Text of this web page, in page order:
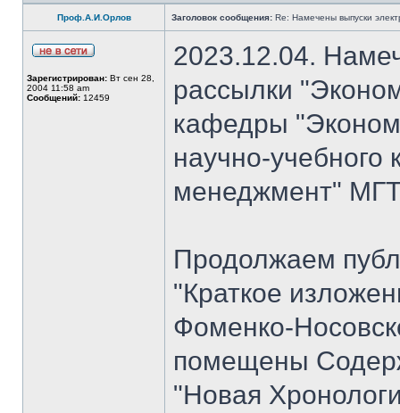
Проф.А.И.Орлов Заголовок сообщения: Re: Намечены выпуски
Зарегистрирован: Вт сен 28,
2004 11:58 am
Сообщений: 12459
2023.12.04.
рассылки
кафедры
научно-
менеджмент"
Продолжаем
"Краткое
Фоменко-
помещены
"Новая